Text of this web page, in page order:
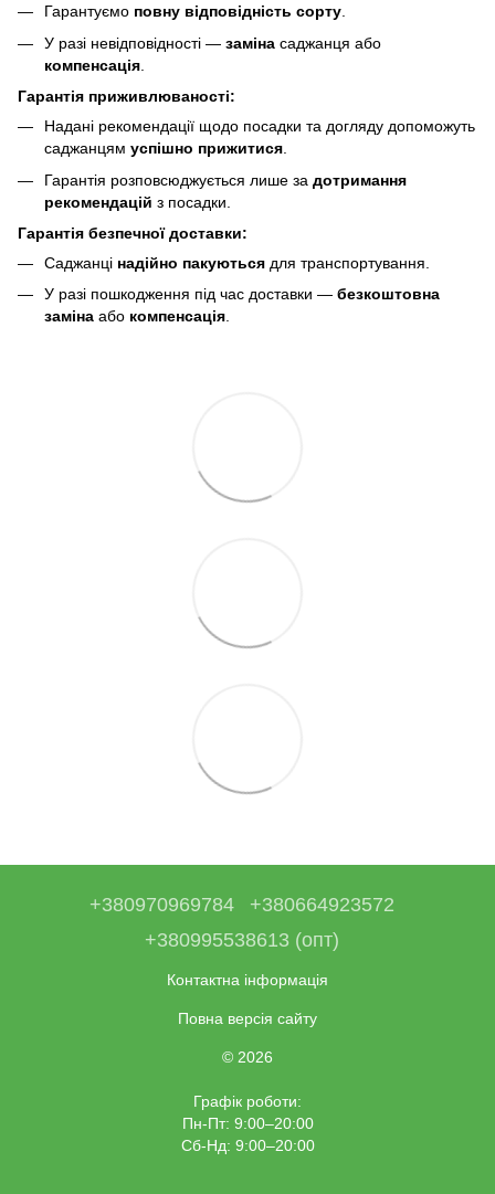
Гарантуємо повну відповідність сорту.
У разі невідповідності — заміна саджанця або
компенсація
Гарантія приживлюваності:
Надані рекомендації щодо посадки та догляду допоможуть
саджанцям успішно прижитися
Гарантія розповсюджується лише за дотримання
рекомендацій з посадки.
Гарантія безпечної доставки:
Саджанці надійно пакуються для транспортування.
У разі пошкодження під час доставки — безкоштовна
заміна або компенсація.
+380970969784
+380664923572
+380995538613 (опт)
Контактна інформація
Повна версія сайту
© 2026
Графік роботи:
Пн-Пт: 9:00–20:00
Сб-Нд: 9:00–20:00